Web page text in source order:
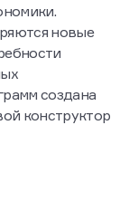
новые
создана
конструктор